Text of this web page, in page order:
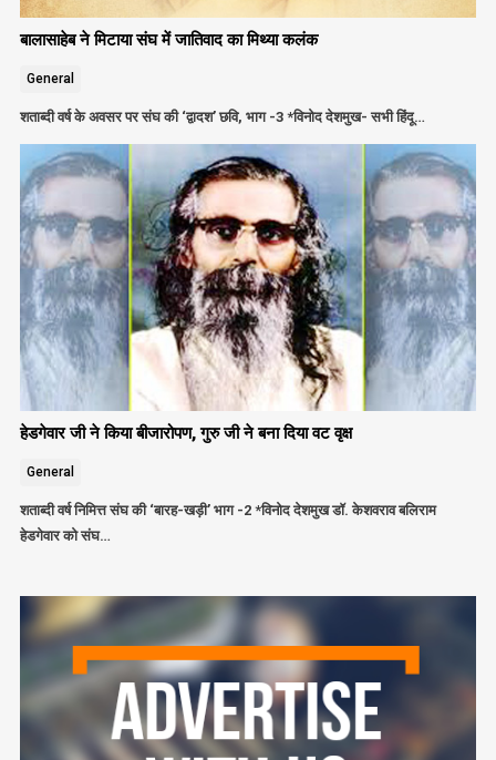
बालासाहेब ने मिटाया संघ में जातिवाद का मिथ्या कलंक
General
शताब्दी वर्ष के अवसर पर संघ की ‘द्वादश’ छवि, भाग -3 *विनोद देशमुख- सभी हिंदू…
हेडगेवार जी ने किया बीजारोपण, गुरु जी ने बना दिया वट वृक्ष
General
शताब्दी वर्ष निमित्त संघ की ‘बारह-खड़ी’ भाग -2 *विनोद देशमुख डॉ. केशवराव बलिराम
हेडगेवार को संघ…